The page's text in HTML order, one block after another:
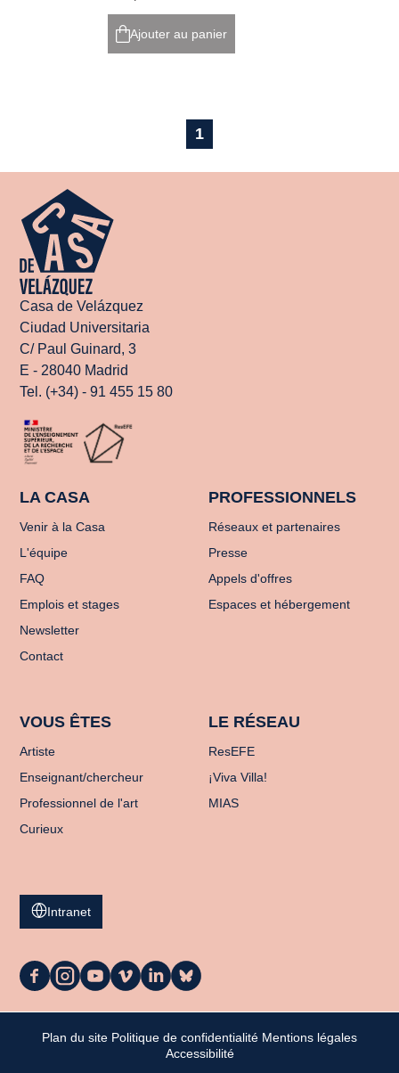
Ajouter au panier
1
Casa de Velázquez
Ciudad Universitaria
C/ Paul Guinard, 3
E - 28040 Madrid
Tel. (+34) - 91 455 15 80
LA CASA
Venir à la Casa
L'équipe
FAQ
Emplois et stages
Newsletter
Contact
PROFESSIONNELS
Réseaux et partenaires
Presse
Appels d'offres
Espaces et hébergement
VOUS ÊTES
Artiste
Enseignant/chercheur
Professionnel de l'art
Curieux
LE RÉSEAU
ResEFE
¡Viva Villa!
MIAS
Intranet
La
sur
Facebook
La
sur
Instagram
La
sur
Youtube
La
sur
Vimeo
La
sur
LinkedIn
La
sur
Bluesky
Plan du site Politique de confidentialité Mentions légales
Accessibilité